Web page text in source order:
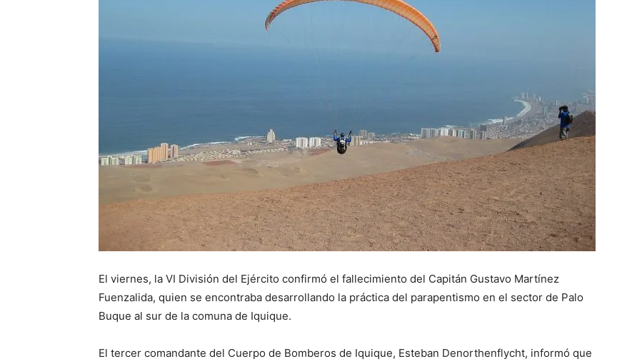
El viernes, la VI División del Ejército confirmó el fallecimiento del Capitán Gustavo Martínez
Fuenzalida, quien se encontraba desarrollando la práctica del parapentismo en el sector de Palo
Buque al sur de la comuna de Iquique.
El tercer comandante del Cuerpo de Bomberos de Iquique, Esteban Denorthenflycht, informó que